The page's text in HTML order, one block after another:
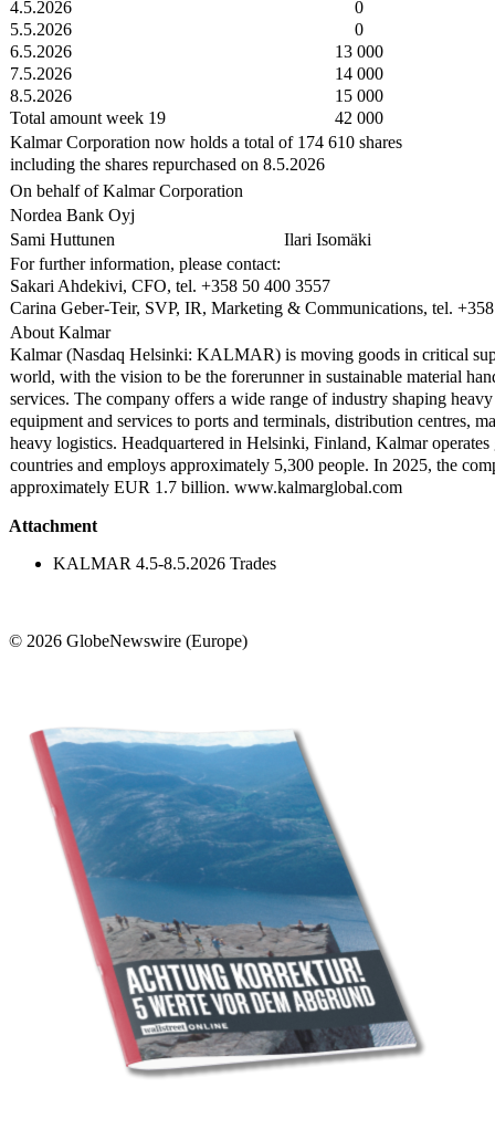
4.5.2026
0
5.5.2026
0
6.5.2026
13 000
7.5.2026
14 000
8.5.2026
15 000
Total amount week 19
42 000
Kalmar Corporation now holds a total of 174 610 shares
including the shares repurchased on 8.5.2026
On behalf of Kalmar Corporation
Nordea Bank Oyj
Sami Huttunen
Ilari Isomäki
For further information, please contact:
Sakari Ahdekivi, CFO, tel. +358 50 400 3557
Carina Geber-Teir, SVP, IR, Marketing & Communications, tel.
About Kalmar
Kalmar (Nasdaq Helsinki: KALMAR) is moving goods in critical
world, with the vision to be the forerunner in sustainable material
services. The company offers a wide range of industry shaping
equipment and services to ports and terminals, distribution centres,
heavy logistics. Headquartered in Helsinki, Finland, Kalmar
countries and employs approximately 5,300 people. In 2025, the
approximately EUR 1.7 billion. www.kalmarglobal.com
Attachment
KALMAR 4.5-8.5.2026 Trades
© 2026 GlobeNewswire (Europe)